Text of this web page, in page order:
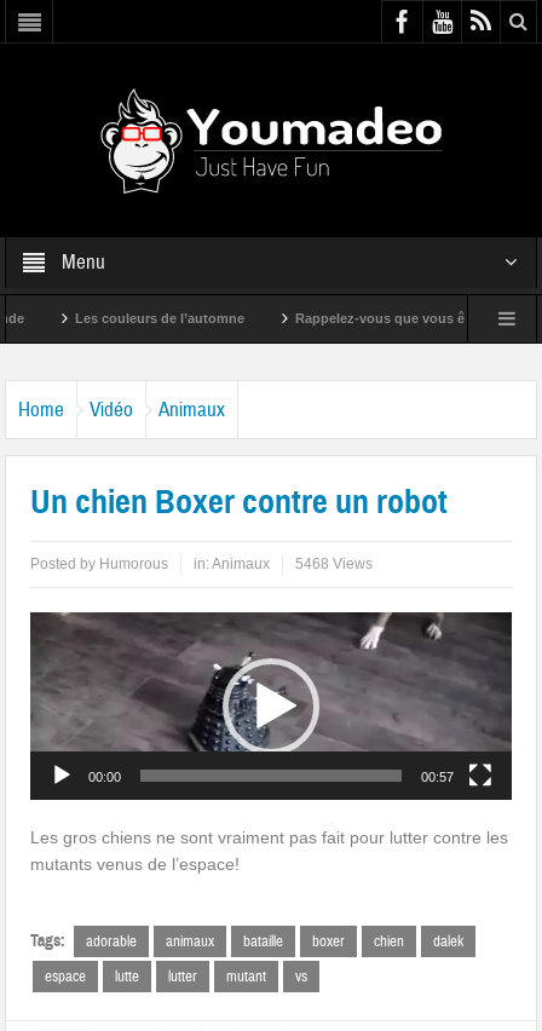
Menu
Les couleurs de l’automne Rappelez-vous que vous êtes super !
Home Vidéo Animaux
Un chien Boxer contre un robot
Posted by Humorous in:Animaux 5468 Views
Lecteur
00:00 00:57
Les gros chiens ne sont vraiment pas fait pour lutter contre les
mutants venus de l’espace!
Tags: adorable animaux bataille boxer chien
dalek
espace
lutte lutter mutant vs